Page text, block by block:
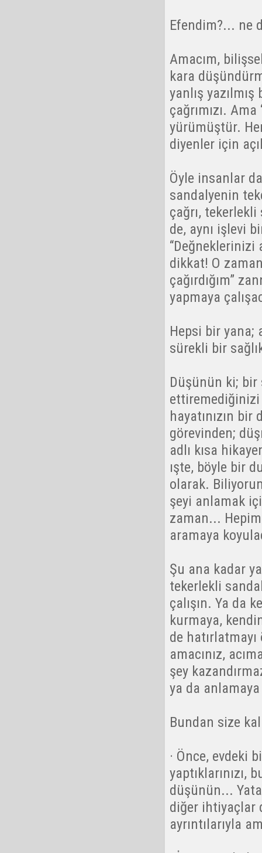
Efendim?... ne
Amacım,
kara
yanlış
çağrımızı.
yürümüştür.
diyenler için
Öyle insanlar
sandalyenin
çağrı,
de, aynı işlevi
“Değneklerinizi
dikkat! O
çağırdığım”
yapmaya
Hepsi bir yana;
sürekli bir
Düşünün ki; bir
ettiremediğinizi
hayatınızın
görevinden;
adlı kısa
ışte, böyle bir
olarak.
şeyi anlamak
zaman...
aramaya
Şu ana kadar
tekerlekli
çalışın. Ya da
kurmaya,
de
amacınız,
şey
ya da anlamaya
Bundan size
· Önce, evdeki
yaptıklarınızı,
düşünün...
diğer ihtiyaçlar
ayrıntılarıyla